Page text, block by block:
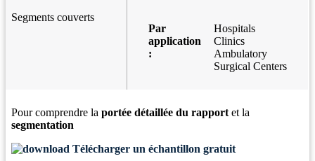
Segments couverts
Par
application
:
Hospitals
Clinics
Ambulatory
Surgical Centers
Pour comprendre la portée détaillée du rapport et la
segmentation
Télécharger un échantillon gratuit